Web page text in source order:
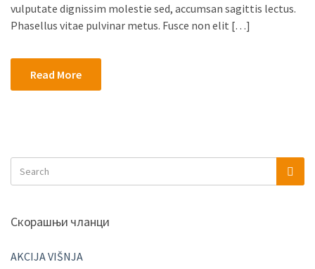
vulputate dignissim molestie sed, accumsan sagittis lectus.
Phasellus vitae pulvinar metus. Fusce non elit […]
Read More
Скорашњи чланци
AKCIJA VIŠNJA